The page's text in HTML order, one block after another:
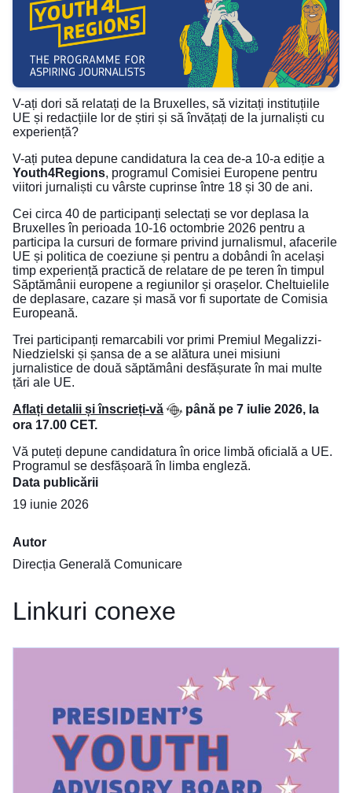
V-ați dori să relatați de la Bruxelles, să vizitați instituțiile
UE și redacțiile lor de știri și să învățați de la jurnaliști cu
experiență?
V-ați putea depune candidatura la cea de-a 10-a ediție a
Youth4Regions, programul Comisiei Europene pentru
viitori jurnaliști cu vârste cuprinse între 18 și 30 de ani.
Cei circa 40 de participanți selectați se vor deplasa la
Bruxelles în perioada 10-16 octombrie 2026 pentru a
participa la cursuri de formare privind jurnalismul, afacerile
UE și politica de coeziune și pentru a dobândi în același
timp experiență practică de relatare de pe teren în timpul
Săptămânii europene a regiunilor și orașelor. Cheltuielile
de deplasare, cazare și masă vor fi suportate de Comisia
Europeană.
Trei participanți remarcabili vor primi Premiul Megalizzi-
Niedzielski și șansa de a se alătura unei misiuni
jurnalistice de două săptămâni desfășurate în mai multe
țări ale UE.
Aflați detalii și înscrieți-vă
până pe 7 iulie 2026, la
ora 17.00 CET.
Vă puteți depune candidatura în orice limbă oficială a UE.
Programul se desfășoară în limba engleză.
Data publicării
19 iunie 2026
Autor
Direcția Generală Comunicare
Linkuri conexe